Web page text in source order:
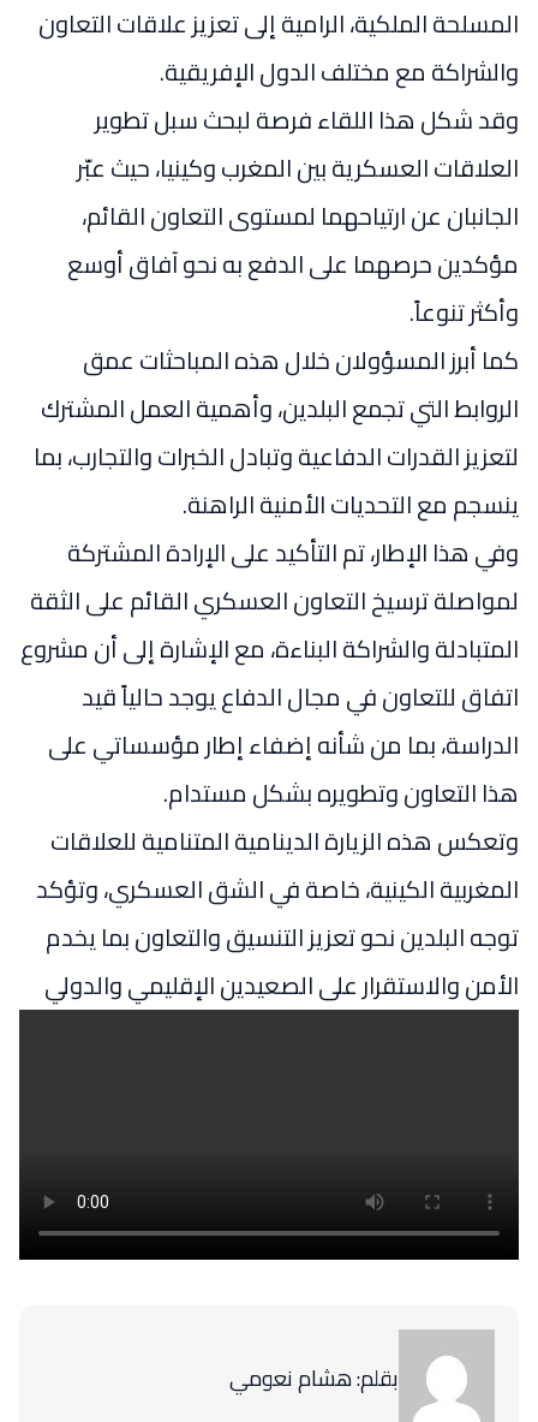
المسلحة الملكية، الرامية إلى تعزيز علاقات التعاون
والشراكة مع مختلف الدول الإفريقية.
وقد شكل هذا اللقاء فرصة لبحث سبل تطوير
العلاقات العسكرية بين المغرب وكينيا، حيث عبّر
الجانبان عن ارتياحهما لمستوى التعاون القائم،
مؤكدين حرصهما على الدفع به نحو آفاق أوسع
وأكثر تنوعاً.
كما أبرز المسؤولان خلال هذه المباحثات عمق
الروابط التي تجمع البلدين، وأهمية العمل المشترك
لتعزيز القدرات الدفاعية وتبادل الخبرات والتجارب، بما
ينسجم مع التحديات الأمنية الراهنة.
وفي هذا الإطار، تم التأكيد على الإرادة المشتركة
لمواصلة ترسيخ التعاون العسكري القائم على الثقة
المتبادلة والشراكة البناءة، مع الإشارة إلى أن مشروع
اتفاق للتعاون في مجال الدفاع يوجد حالياً قيد
الدراسة، بما من شأنه إضفاء إطار مؤسساتي على
هذا التعاون وتطويره بشكل مستدام.
وتعكس هذه الزيارة الدينامية المتنامية للعلاقات
المغربية الكينية، خاصة في الشق العسكري، وتؤكد
توجه البلدين نحو تعزيز التنسيق والتعاون بما يخدم
الأمن والاستقرار على الصعيدين الإقليمي والدولي
بقلم: هشام نعومي